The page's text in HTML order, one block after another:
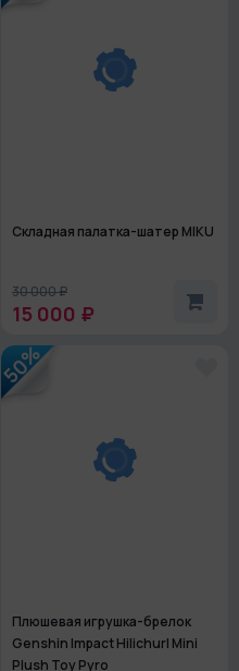
Складная палатка-шатер MIKU
30 000 ₽
15 000 ₽
50%
Плюшевая игрушка-брелок
Genshin Impact Hilichurl Mini
Plush Toy Pyro